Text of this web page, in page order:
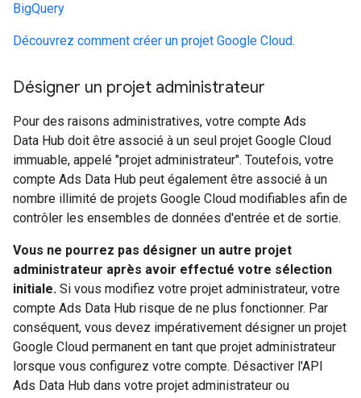
BigQuery
Découvrez comment créer un projet Google Cloud.
Désigner un projet administrateur
Pour des raisons administratives, votre compte Ads
Data Hub doit être associé à un seul projet Google Cloud
immuable, appelé "projet administrateur". Toutefois, votre
compte Ads Data Hub peut également être associé à un
nombre illimité de projets Google Cloud modifiables afin de
contrôler les ensembles de données d'entrée et de sortie.
Vous ne pourrez pas désigner un autre projet
administrateur après avoir effectué votre sélection
initiale. Si vous modifiez votre projet administrateur, votre
compte Ads Data Hub risque de ne plus fonctionner. Par
conséquent, vous devez impérativement désigner un projet
Google Cloud permanent en tant que projet administrateur
lorsque vous configurez votre compte. Désactiver l'API
Ads Data Hub dans votre projet administrateur ou